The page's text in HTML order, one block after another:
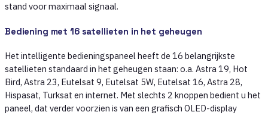
stand voor maximaal signaal.
Bediening met 16 satellieten in het geheugen
Het intelligente bedieningspaneel heeft de 16 belangrijkste
satellieten standaard in het geheugen staan: o.a. Astra 19, Hot
Bird, Astra 23, Eutelsat 9, Eutelsat 5W, Eutelsat 16, Astra 28,
Hispasat, Turksat en internet. Met slechts 2 knoppen bedient u het
paneel, dat verder voorzien is van een grafisch OLED-display